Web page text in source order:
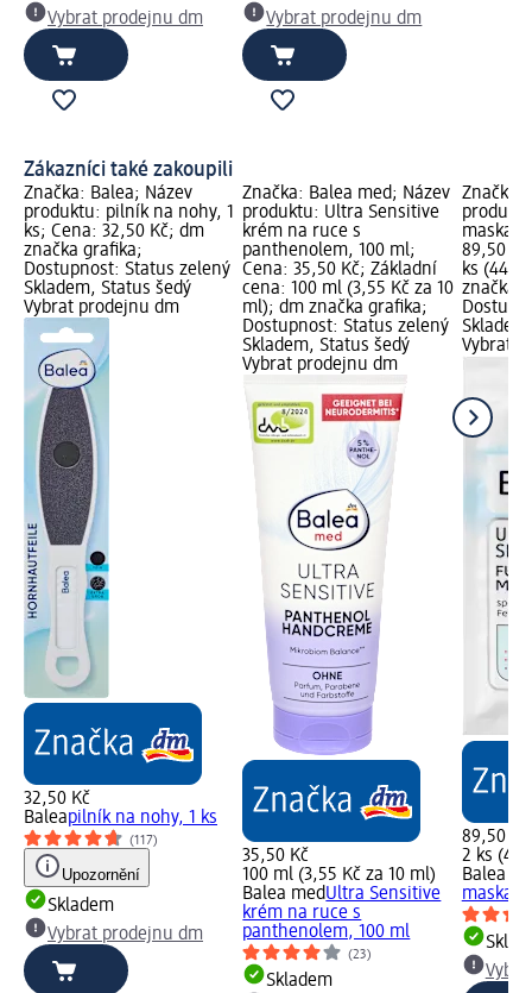
Vybrat prodejnu dm
Vybrat prodejnu dm
Zákazníci také zakoupili
Značka: Balea; Název
produktu: pilník na nohy, 1
ks; Cena: 32,50 Kč; dm
značka grafika;
Dostupnost: Status zelený
Skladem, Status šedý
Vybrat prodejnu dm
32,50 Kč
Baleapilník na nohy, 1 ks
(117)
Upozornění
Skladem
Vybrat prodejnu dm
Značka: Balea med; Název
produktu: Ultra Sensitive
krém na ruce s
panthenolem, 100 ml;
Cena: 35,50 Kč; Základní
cena: 100 ml (3,55 Kč za 10
ml); dm značka grafika;
Dostupnost: Status zelený
Skladem, Status šedý
Vybrat prodejnu dm
35,50 Kč
100 ml (3,55 Kč za 10 ml)
Balea medUltra Sensitive
krém na ruce s
panthenolem, 100 ml
(23)
Skladem
Značka:
maska
89,50
ks
značka
Vybrat
89,50 Kč
2 ks
Balea
maska